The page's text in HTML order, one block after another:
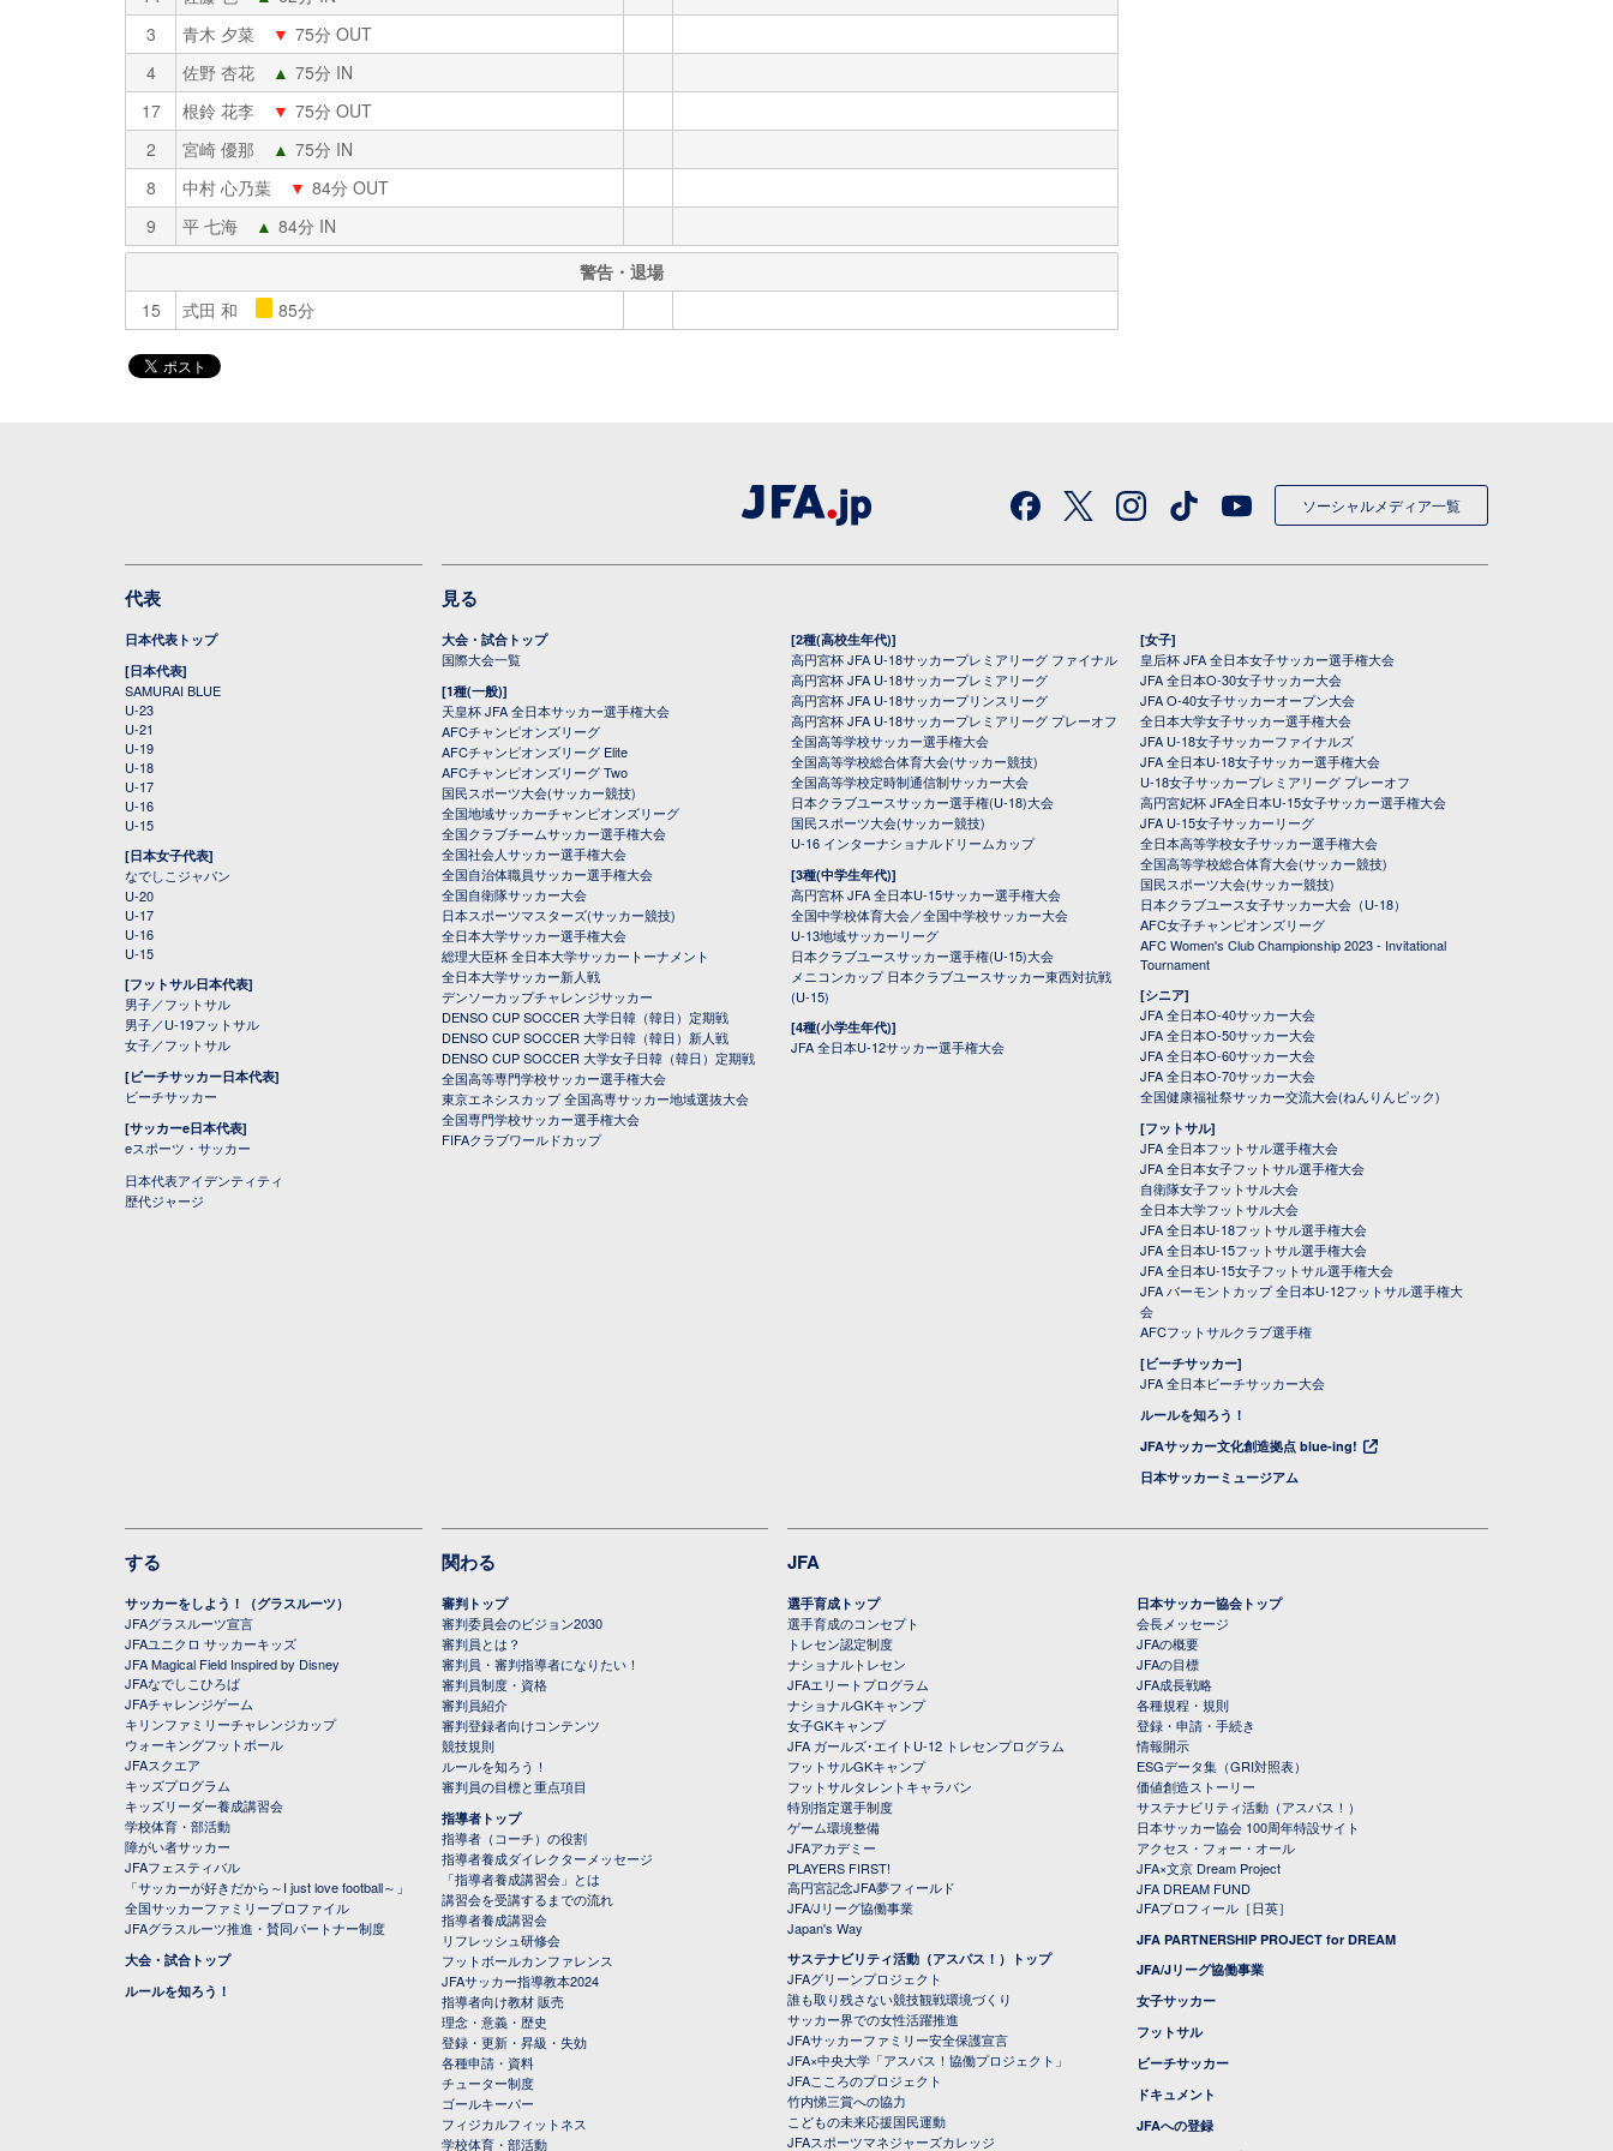
3
青木 夕菜 ▼ 75分 OUT
4
佐野 杏花 ▲ 75分 IN
17
根鈴 花李 ▼ 75分 OUT
2
宮崎 優那 ▲ 75分 IN
8
中村 心乃葉 ▼ 84分 OUT
9
平 七海 ▲ 84分 IN
警告・退場
15
式田 和 85分
ソーシャルメディア一覧
代表
日本代表トップ
[日本代表]
SAMURAI BLUE
U-23
U-21
U-19
U-18
U-17
U-16
U-15
[日本女子代表]
なでしこジャパン
U-20
U-17
U-16
U-15
[フットサル日本代表]
男子／フットサル
男子／U-19フットサル
女子／フットサル
[ビーチサッカー日本代表]
ビーチサッカー
[サッカーe日本代表]
eスポーツ・サッカー
日本代表アイデンティティ
歴代ジャージ
見る
大会・試合トップ
国際大会一覧
[1種(一般)]
天皇杯 JFA 全日本サッカー選手権大会
AFCチャンピオンズリーグ
AFCチャンピオンズリーグ Elite
AFCチャンピオンズリーグ Two
国民スポーツ大会(サッカー競技)
全国地域サッカーチャンピオンズリーグ
全国クラブチームサッカー選手権大会
全国社会人サッカー選手権大会
全国自治体職員サッカー選手権大会
全国自衛隊サッカー大会
日本スポーツマスターズ(サッカー競技)
全日本大学サッカー選手権大会
総理大臣杯 全日本大学サッカートーナメント
全日本大学サッカー新人戦
デンソーカップチャレンジサッカー
DENSO CUP SOCCER 大学日韓（韓日）定期戦
DENSO CUP SOCCER 大学日韓（韓日）新人戦
DENSO CUP SOCCER 大学女子日韓（韓日）定期戦
全国高等専門学校サッカー選手権大会
東京エネシスカップ 全国高専サッカー地域選抜大会
全国専門学校サッカー選手権大会
FIFAクラブワールドカップ
[2種(高校生年代)]
高円宮杯 JFA U-18サッカープレミアリーグ ファイナル
高円宮杯 JFA U-18サッカープレミアリーグ
高円宮杯 JFA U-18サッカープリンスリーグ
高円宮杯 JFA U-18サッカープレミアリーグ プレーオフ
全国高等学校サッカー選手権大会
全国高等学校総合体育大会(サッカー競技)
全国高等学校定時制通信制サッカー大会
日本クラブユースサッカー選手権(U-18)大会
国民スポーツ大会(サッカー競技)
U-16 インターナショナルドリームカップ
[3種(中学生年代)]
高円宮杯 JFA 全日本U-15サッカー選手権大会
全国中学校体育大会／全国中学校サッカー大会
U-13地域サッカーリーグ
日本クラブユースサッカー選手権(U-15)大会
メニコンカップ 日本クラブユースサッカー東西対抗戦
(U-15)
[4種(小学生年代)]
JFA 全日本U-12サッカー選手権大会
[女子]
皇后杯 JFA 全日本女子サッカー選手権大会
JFA 全日本O-30女子サッカー大会
JFA O-40女子サッカーオープン大会
全日本大学女子サッカー選手権大会
JFA U-18女子サッカーファイナルズ
JFA 全日本U-18女子サッカー選手権大会
U-18女子サッカープレミアリーグ プレーオフ
高円宮妃杯 JFA全日本U-15女子サッカー選手権大会
JFA U-15女子サッカーリーグ
全日本高等学校女子サッカー選手権大会
全国高等学校総合体育大会(サッカー競技)
国民スポーツ大会(サッカー競技)
日本クラブユース女子サッカー大会（U-18）
AFC女子チャンピオンズリーグ
AFC Women's Club Championship 2023 - Invitational
Tournament
[シニア]
JFA 全日本O-40サッカー大会
JFA 全日本O-50サッカー大会
JFA 全日本O-60サッカー大会
JFA 全日本O-70サッカー大会
全国健康福祉祭サッカー交流大会(ねんりんピック)
[フットサル]
JFA 全日本フットサル選手権大会
JFA 全日本女子フットサル選手権大会
自衛隊女子フットサル大会
全日本大学フットサル大会
JFA 全日本U-18フットサル選手権大会
JFA 全日本U-15フットサル選手権大会
JFA 全日本U-15女子フットサル選手権大会
JFA バーモントカップ 全日本U-12フットサル選手権大
会
AFCフットサルクラブ選手権
[ビーチサッカー]
JFA 全日本ビーチサッカー大会
ルールを知ろう！
JFAサッカー文化創造拠点 blue-ing!
日本サッカーミュージアム
する
サッカーをしよう！（グラスルーツ）
JFAグラスルーツ宣言
JFAユニクロ サッカーキッズ
JFA Magical Field Inspired by Disney
JFAなでしこひろば
JFAチャレンジゲーム
キリンファミリーチャレンジカップ
ウォーキングフットボール
JFAスクエア
キッズプログラム
キッズリーダー養成講習会
学校体育・部活動
障がい者サッカー
JFAフェスティバル
「サッカーが好きだから～I just love football～」
全国サッカーファミリープロファイル
JFAグラスルーツ推進・賛同パートナー制度
大会・試合トップ
ルールを知ろう！
関わる
審判トップ
審判委員会のビジョン2030
審判員とは？
審判員・審判指導者になりたい！
審判員制度・資格
審判員紹介
審判登録者向けコンテンツ
競技規則
ルールを知ろう！
審判員の目標と重点項目
指導者トップ
指導者（コーチ）の役割
指導者養成ダイレクターメッセージ
「指導者養成講習会」とは
講習会を受講するまでの流れ
指導者養成講習会
リフレッシュ研修会
フットボールカンファレンス
JFAサッカー指導教本2024
指導者向け教材 販売
理念・意義・歴史
登録・更新・昇級・失効
各種申請・資料
チューター制度
ゴールキーパー
フィジカルフィットネス
学校体育・部活動
JFA
選手育成トップ
選手育成のコンセプト
トレセン認定制度
ナショナルトレセン
JFAエリートプログラム
ナショナルGKキャンプ
女子GKキャンプ
JFA ガールズ･エイトU-12 トレセンプログラム
フットサルGKキャンプ
フットサルタレントキャラバン
特別指定選手制度
ゲーム環境整備
JFAアカデミー
PLAYERS FIRST!
高円宮記念JFA夢フィールド
JFA/Jリーグ協働事業
Japan's Way
サステナビリティ活動（アスパス！）トップ
JFAグリーンプロジェクト
誰も取り残さない競技観戦環境づくり
サッカー界での女性活躍推進
JFAサッカーファミリー安全保護宣言
JFA×中央大学「アスパス！協働プロジェクト」
JFAこころのプロジェクト
竹内悌三賞への協力
こどもの未来応援国民運動
JFAスポーツマネジャーズカレッジ
日本サッカー協会トップ
会長メッセージ
JFAの概要
JFAの目標
JFA成長戦略
各種規程・規則
登録・申請・手続き
情報開示
ESGデータ集（GRI対照表）
価値創造ストーリー
サステナビリティ活動（アスパス！）
日本サッカー協会 100周年特設サイト
アクセス・フォー・オール
JFA×文京 Dream Project
JFA DREAM FUND
JFAプロフィール［日英］
JFA PARTNERSHIP PROJECT for DREAM
JFA/Jリーグ協働事業
女子サッカー
フットサル
ビーチサッカー
ドキュメント
JFAへの登録